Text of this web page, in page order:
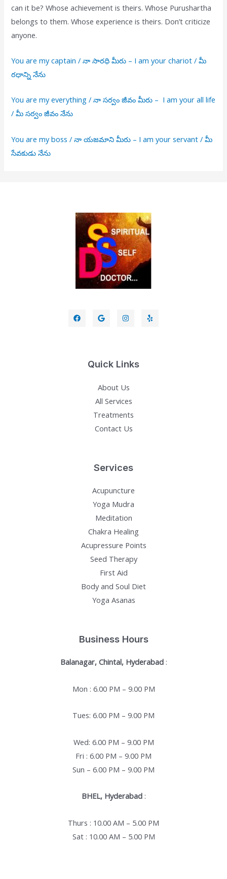
can it be? Whose achievement is theirs. Whose Purushartha
belongs to them. Whose experience is theirs. Don’t criticize
anyone.
You are my captain / నా సారధి మీరు – I am your chariot / మీ
రధాన్ని నేను
You are my everything / నా సర్వం జీవం మీరు – I am your all life
/ మీ సర్వం జీవం నేను
You are my boss / నా యజమాని మీరు – I am your servant / మీ
సేవకుడు నేను
Quick Links
About Us
All Services
Treatments
Contact Us
Services
Acupuncture
Yoga Mudra
Meditation
Chakra Healing
Acupressure Points
Seed Therapy
First Aid
Body and Soul Diet
Yoga Asanas
Business Hours
Balanagar, Chintal, Hyderabad:
Mon : 6.00 PM – 9.00 PM
Tues: 6.00 PM – 9.00 PM
Wed: 6.00 PM – 9.00 PM
Fri : 6.00 PM – 9.00 PM
Sun – 6.00 PM – 9.00 PM
BHEL, Hyderabad:
Thurs : 10.00 AM – 5.00 PM
Sat : 10.00 AM – 5.00 PM